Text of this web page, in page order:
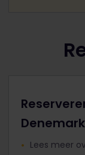
Lees meer